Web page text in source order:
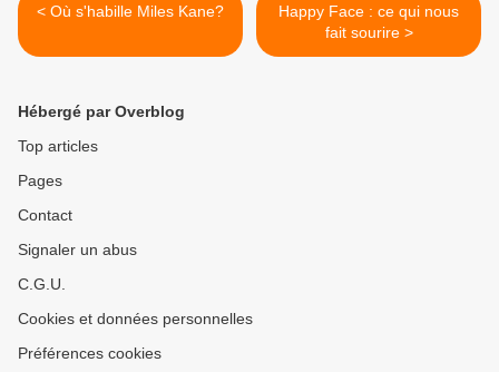
< Où s'habille Miles Kane?
Happy Face : ce qui nous
fait sourire >
Hébergé par Overblog
Top articles
Pages
Contact
Signaler un abus
C.G.U.
Cookies et données personnelles
Préférences cookies